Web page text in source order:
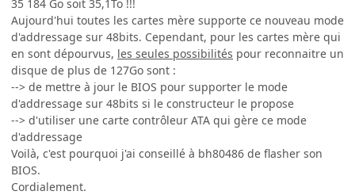
35 184 Go soit 35,1To !!!
Aujourd'hui toutes les cartes mère supporte ce nouveau mode
d'addressage sur 48bits. Cependant, pour les cartes mère qui
en sont dépourvus, les seules possibilités pour reconnaitre un
disque de plus de 127Go sont :
--> de mettre à jour le BIOS pour supporter le mode
d'addressage sur 48bits si le constructeur le propose
--> d'utiliser une carte contrôleur ATA qui gère ce mode
d'addressage
Voilà, c'est pourquoi j'ai conseillé à bh80486 de flasher son
BIOS.
Cordialement.